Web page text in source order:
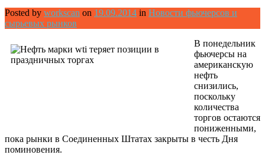
Posted by workscan on 19.09.2014 in Новости фьючерсов и
сырьевых рынков
В понедельник
фьючерсы на
американскую
нефть
снизились,
поскольку
количества
торгов остаются
пониженными,
пока рынки в Соединенных Штатах закрыты в честь Дня
поминовения.